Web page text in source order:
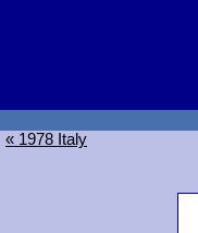
« 1978 Italy